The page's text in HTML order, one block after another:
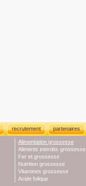
recrutement partenaires
Alimentation grossesse
Aliments interdits grossesse
Fer et grossesse
Nutrition grossesse
Vitamines grossesse
Acide folique